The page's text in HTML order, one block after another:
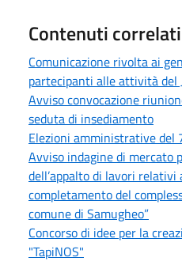
Contenuti correlati
Comunicazione rivolta ai
partecipanti alle attività del
Avviso convocazione
seduta di insediamento
Elezioni amministrative del
Avviso indagine di mercato
dell’appalto di lavori relativi
completamento del
comune di Samugheo”
Concorso di idee per la
"TapiNOS"